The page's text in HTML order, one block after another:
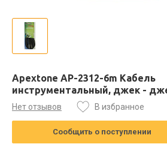
Apextone AP-2312-6m Кабель
инструментальный, джек -
Нет отзывов В избранное
Сообщить о поступлении